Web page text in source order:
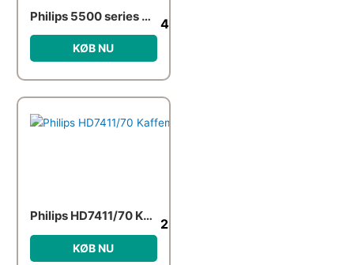
Philips 5500 series EP5547 – automatic coffee machine with cappuccinatore – 15 bar – black/chrome-plated 4,479.00
KØB NU
Philips HD7411/70 Kaffemaskine, blå 282.00
KØB NU